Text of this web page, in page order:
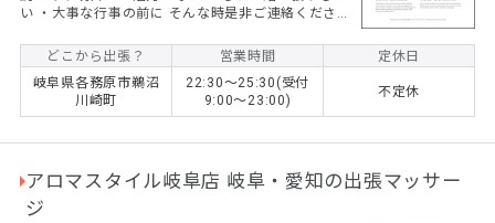
い ・大事な行事の前に そんな時是非ご連絡くださ
17,000円 指圧やオイルマッサージ（女性専用）す
べて同料金です。 ※各務原市外の方は1,000円頂戴
しております 遠方の方は別途出張費を請求させてい
ただく事もございます。 ご予約はLINEやショートメ
ッセージにてお願いいたします。
どこから出張？ 営業時間
定休日
岐阜県各務原市鵜沼
川崎町
22:30〜25:30(受付
9:00〜23:00)
不定休
アロマスタイル岐阜店 岐阜・愛知の出張マッサー
ジ